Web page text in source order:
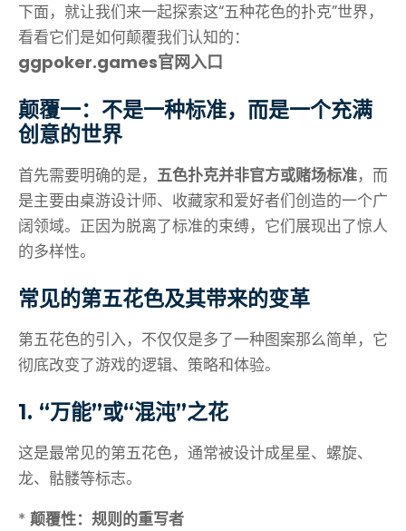
下面，就让我们来一起探索这“五种花色的扑克”世界，
看看它们是如何颠覆我们认知的：
ggpoker.games官网入口
颠覆一：不是一种标准，而是一个充满
创意的世界
首先需要明确的是， 五色扑克并非官方或赌场标准，而
是主要由桌游设计师、收藏家和爱好者们创造的一个广
阔领域。正因为脱离了标准的束缚，它们展现出了惊人
的多样性。
常见的第五花色及其带来的变革
第五花色的引入，不仅仅是多了一种图案那么简单，它
彻底改变了游戏的逻辑、策略和体验。
1. “万能”或“混沌”之花
这是最常见的第五花色，通常被设计成星星、螺旋、
龙、骷髅等标志。
* 颠覆性：规则的重写者